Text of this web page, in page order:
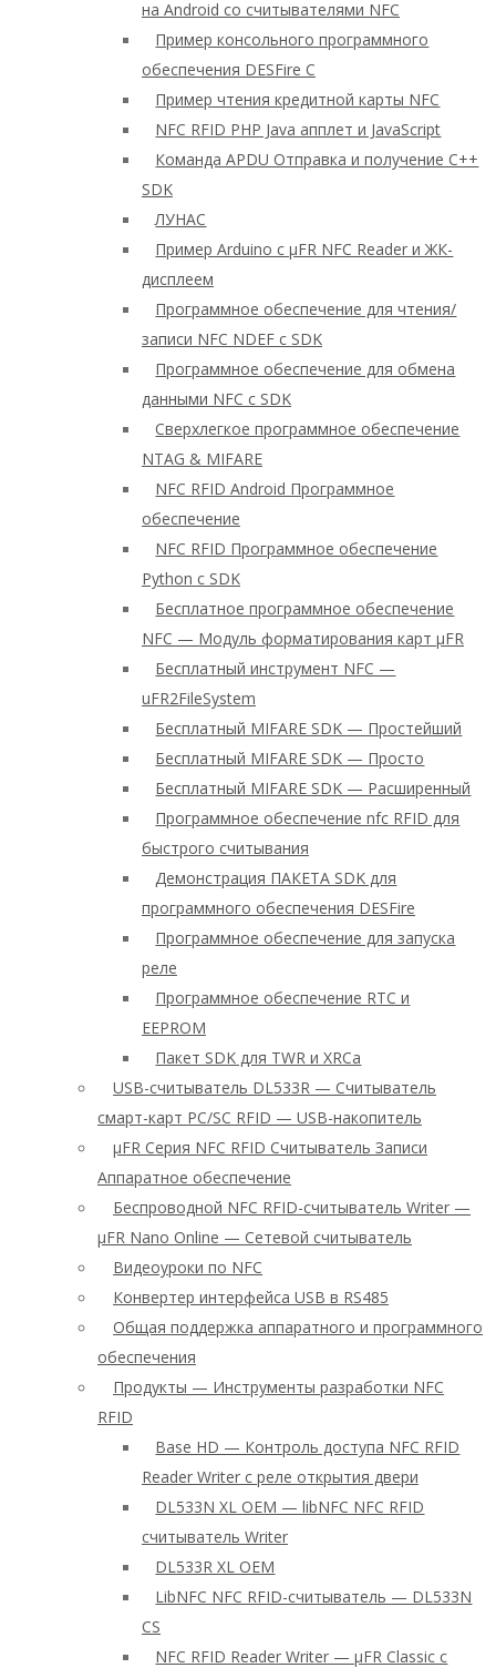
на Android со считывателями NFC
Пример консольного программного
обеспечения DESFire C
Пример чтения кредитной карты NFC
NFC RFID PHP Java апплет и JavaScript
Команда APDU Отправка и получение C++
SDK
ЛУНАС
Пример Arduino с μFR NFC Reader и ЖК-
дисплеем
Программное обеспечение для чтения/
записи NFC NDEF с SDK
Программное обеспечение для обмена
данными NFC с SDK
Сверхлегкое программное обеспечение
NTAG & MIFARE
NFC RFID Android Программное
обеспечение
NFC RFID Программное обеспечение
Python с SDK
Бесплатное программное обеспечение
NFC — Модуль форматирования карт μFR
Бесплатный инструмент NFC —
uFR2FileSystem
Бесплатный MIFARE SDK — Простейший
Бесплатный MIFARE SDK — Просто
Бесплатный MIFARE SDK — Расширенный
Программное обеспечение nfc RFID для
быстрого считывания
Демонстрация ПАКЕТА SDK для
программного обеспечения DESFire
Программное обеспечение для запуска
реле
Программное обеспечение RTC и
EEPROM
Пакет SDK для TWR и XRCa
USB-считыватель DL533R — Считыватель
смарт-карт PC/SC RFID — USB-накопитель
μFR Серия NFC RFID Считыватель Записи
Аппаратное обеспечение
Беспроводной NFC RFID-считыватель Writer —
μFR Nano Online — Сетевой считыватель
Видеоуроки по NFC
Конвертер интерфейса USB в RS485
Общая поддержка аппаратного и программного
обеспечения
Продукты — Инструменты разработки NFC
RFID
Base HD — Контроль доступа NFC RFID
Reader Writer с реле открытия двери
DL533N XL OEM — libNFC NFC RFID
считыватель Writer
DL533R XL OEM
LibNFC NFC RFID-считыватель — DL533N
CS
NFC RFID Reader Writer — μFR Classic с